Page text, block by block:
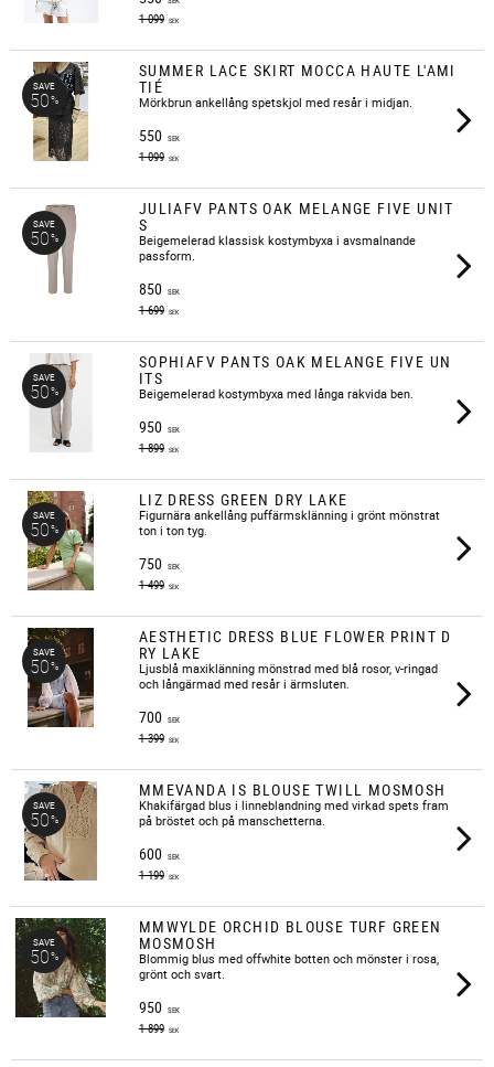
1 099 SEK
SUMMER LACE SKIRT MOCCA HAUTE L'AMI
TIÉ
​Mörkbrun ankellång spetskjol med resår i midjan.
550 SEK
1 099 SEK
SAVE
50%
JULIAFV PANTS OAK MELANGE FIVE UNIT
S
​Beigemelerad klassisk kostymbyxa i avsmalnande
passform.
850 SEK
1 699 SEK
SAVE
50%
SOPHIAFV PANTS OAK MELANGE FIVE UN
ITS
​Beigemelerad kostymbyxa med långa rakvida ben.
950 SEK
1 899 SEK
SAVE
50%
LIZ DRESS GREEN DRY LAKE
Figurnära ankellång puffärmsklänning i grönt mönstrat
ton i ton tyg.
750 SEK
1 499 SEK
SAVE
50%
AESTHETIC DRESS BLUE FLOWER PRINT D
RY LAKE
Ljusblå maxiklänning mönstrad med blå rosor, v-ringad
och långärmad med resår i ärmsluten.
700 SEK
1 399 SEK
SAVE
50%
MMEVANDA IS BLOUSE TWILL MOSMOSH
Khakifärgad blus i linneblandning med virkad spets fram
på bröstet och på manschetterna.
600 SEK
1 199 SEK
SAVE
50%
MMWYLDE ORCHID BLOUSE TURF GREEN
MOSMOSH
Blommig blus med offwhite botten och mönster i rosa,
grönt och svart.
950 SEK
1 899 SEK
SAVE
50%